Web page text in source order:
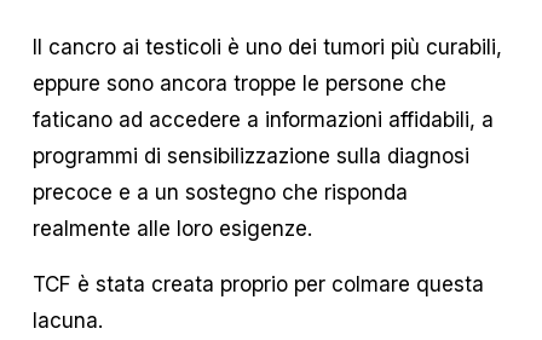
Il cancro ai testicoli è uno dei tumori più curabili,
eppure sono ancora troppe le persone che
faticano ad accedere a informazioni affidabili, a
programmi di sensibilizzazione sulla diagnosi
precoce e a un sostegno che risponda
realmente alle loro esigenze.
TCF è stata creata proprio per colmare questa
lacuna.